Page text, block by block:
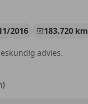
2016 183.720 km
advies.